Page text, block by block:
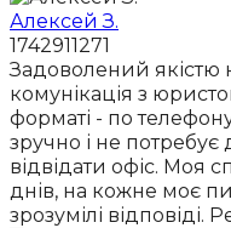
Алексей З.
1742911271
Задоволений якістю
комунікація з
форматі - по
зручно і не
відвідати офіс. Моя
днів, на кожне моє
зрозумілі відповіді.